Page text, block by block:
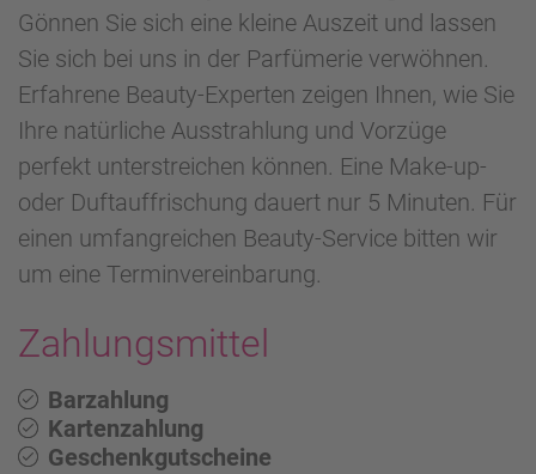
Gönnen Sie sich eine kleine Auszeit und lassen
Sie sich bei uns in der Parfümerie verwöhnen.
Erfahrene Beauty-Experten zeigen Ihnen, wie Sie
Ihre natürliche Ausstrahlung und Vorzüge
perfekt unterstreichen können. Eine Make-up-
oder Duftauffrischung dauert nur 5 Minuten. Für
einen umfangreichen Beauty-Service bitten wir
um eine Terminvereinbarung.
Zahlungsmittel
Barzahlung
Kartenzahlung
Geschenkgutscheine